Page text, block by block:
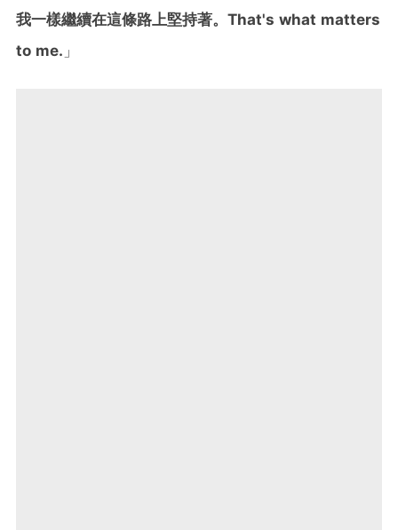
我一樣繼續在這條路上堅持著。That's what matters
to me. 」